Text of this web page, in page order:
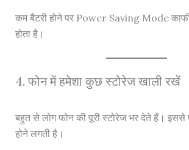
कम बैटरी होने पर Power Saving Mode काफी
होता है।
4. फोन में हमेशा कुछ स्टोरेज खाली रखें
बहुत से लोग फोन की पूरी स्टोरेज भर देते हैं। इससे
होने लगती है।